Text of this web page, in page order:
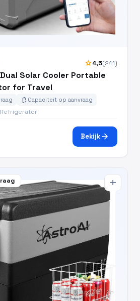
star4,5(241)
Dual Solar Cooler Portable
for Travel
battery_charging_full Capaciteit op aanvraag
Bekijkarrow_forward
add